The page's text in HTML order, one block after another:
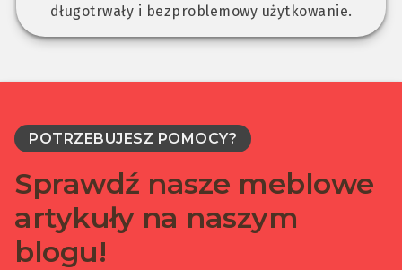
długotrwały i bezproblemowy użytkowanie.
POTRZEBUJESZ POMOCY?
Sprawdź nasze meblowe
artykuły na naszym
blogu!